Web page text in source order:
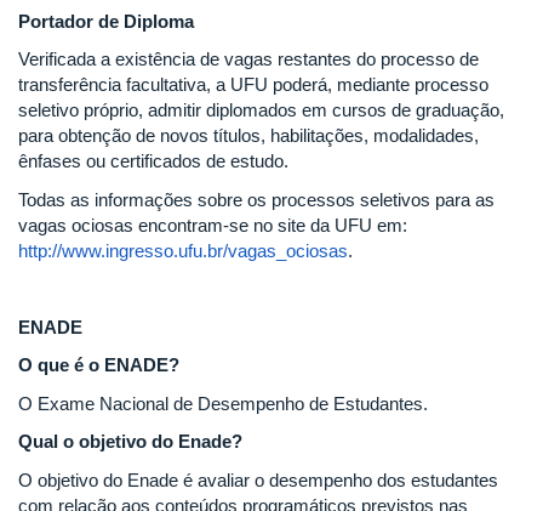
Portador de Diploma
Verificada a existência de vagas restantes do processo de
transferência facultativa, a UFU poderá, mediante processo
seletivo próprio, admitir diplomados em cursos de graduação,
para obtenção de novos títulos, habilitações, modalidades,
ênfases ou certificados de estudo.
Todas as informações sobre os processos seletivos para as
vagas ociosas encontram-se no site da UFU em:
http://www.ingresso.ufu.br/vagas_ociosas.
ENADE
O que é o ENADE?
O Exame Nacional de Desempenho de Estudantes.
Qual o objetivo do Enade?
O objetivo do Enade é avaliar o desempenho dos estudantes
com relação aos conteúdos programáticos previstos nas